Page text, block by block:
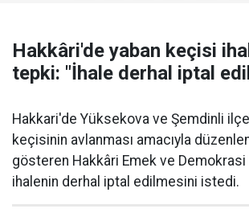
Hakkâri'de yaban keçisi
tepki: "İhale derhal iptal
Hakkari'de Yüksekova ve Şemdinli
keçisinin avlanması amacıyla
gösteren Hakkâri Emek ve
ihalenin derhal iptal edilmesini istedi.